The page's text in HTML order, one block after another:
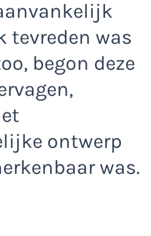
tevreden was
begon deze
ontwerp
was.